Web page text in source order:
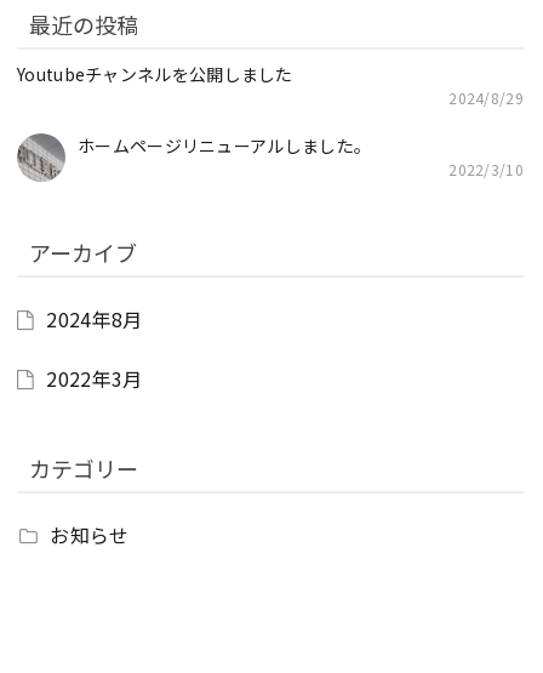
最近の投稿
Youtubeチャンネルを公開しました
2024/8/29
ホームページリニューアルしました。
2022/3/10
アーカイブ
2024年8月
2022年3月
カテゴリー
お知らせ